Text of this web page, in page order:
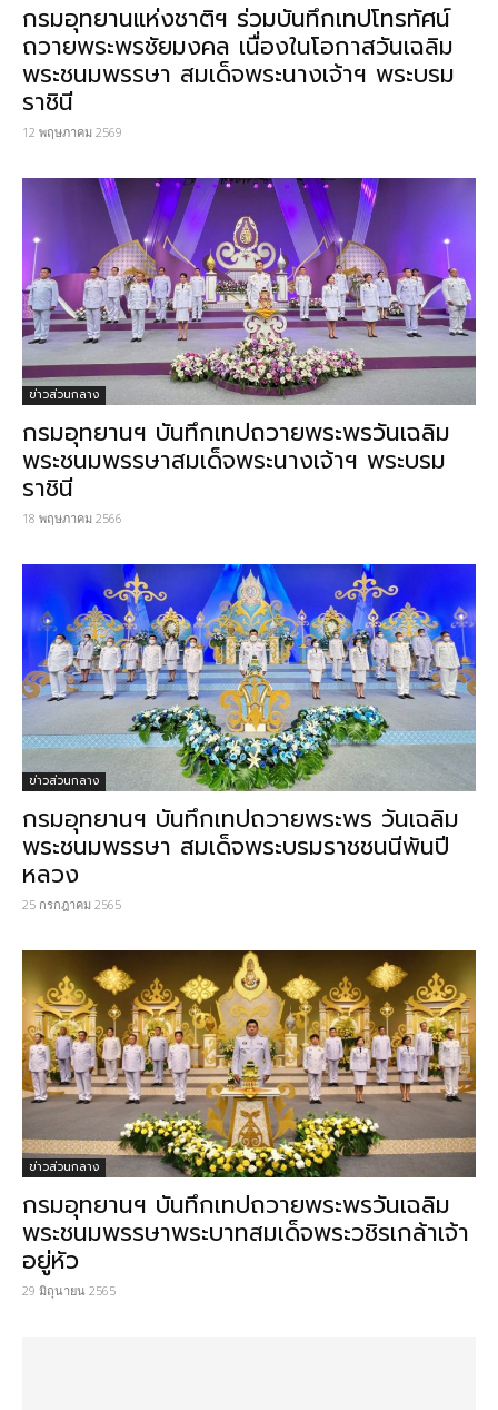
กรมอุทยานแห่งชาติฯ ร่วมบันทึกเทปโทรทัศน์
ถวายพระพรชัยมงคล เนื่องในโอกาสวันเฉลิม
พระชนมพรรษา สมเด็จพระนางเจ้าฯ พระบรม
ราชินี
12 พฤษภาคม 2569
ข่าวส่วนกลาง
กรมอุทยานฯ บันทึกเทปถวายพระพรวันเฉลิม
พระชนมพรรษาสมเด็จพระนางเจ้าฯ พระบรม
ราชินี
18 พฤษภาคม 2566
ข่าวส่วนกลาง
กรมอุทยานฯ บันทึกเทปถวายพระพร วันเฉลิม
พระชนมพรรษา สมเด็จพระบรมราชชนนีพันปี
หลวง
25 กรกฎาคม 2565
ข่าวส่วนกลาง
กรมอุทยานฯ บันทึกเทปถวายพระพรวันเฉลิม
พระชนมพรรษาพระบาทสมเด็จพระวชิรเกล้าเจ้า
อยู่หัว
29 มิถุนายน 2565